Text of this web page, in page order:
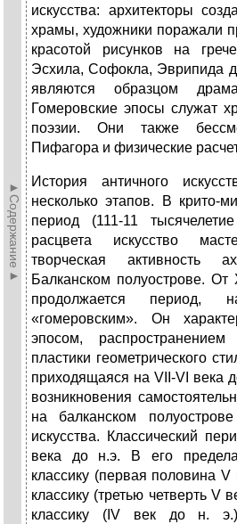
►Содержание►
искусства: архитекторы
храмы, художники поражали
красотой рисунков на
Эсхила, Софокла, Эврипида
являются образцом
Гомеровские эпосы служат
поэзии. Они также
Пифагора и физические
История античного
несколько этапов. В крито-
период (111-11
расцвета искусство
творческая активность
Балканском полуострове.
продолжается период,
«гомеровским». Он
эпосом,
пластики геометрического
приходящаяся на VII-VI века
возникновения
на балканском
искусства. Классический
века до н.э. В его
классику (первая половина
классику (третью четверть V
классику (IV век до н.